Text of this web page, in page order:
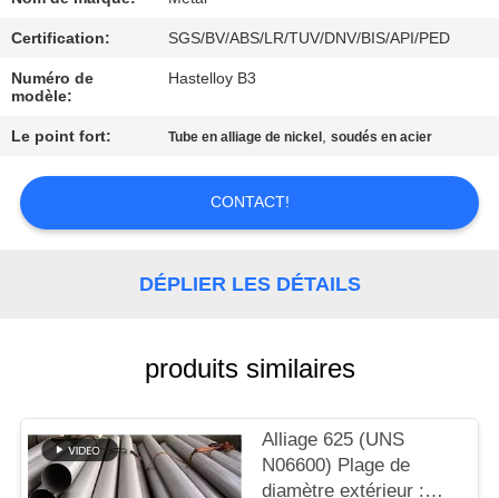
CONTACTEZ-
NOUS
DES
NOUVELLES
SITE
Certification: SGS/BV/ABS/LR/TUV/DNV/BIS/API/PED
Numéro de
modèle:
Hastelloy B3
Le point fort: Tube en alliage de nickel ,soudés en acier
CONTACT!
DÉPLIER LES DÉTAILS
produits similaires
Alliage 625 (UNS
N06600) Plage de
diamètre extérieur :